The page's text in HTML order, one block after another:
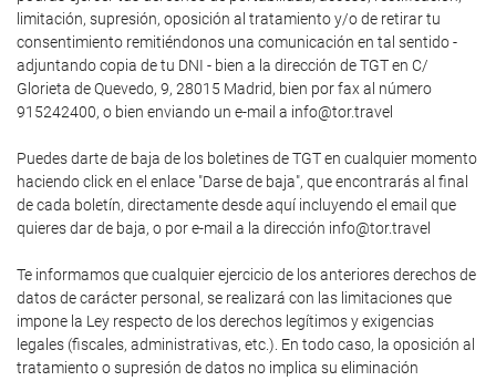
limitación, supresión, oposición al tratamiento y/o de retirar tu
consentimiento remitiéndonos una comunicación en tal sentido -
adjuntando copia de tu DNI - bien a la dirección de TGT en C/
Glorieta de Quevedo, 9, 28015 Madrid, bien por fax al número
915242400, o bien enviando un e-mail a info@tor.travel
Puedes darte de baja de los boletines de TGT en cualquier momento
haciendo click en el enlace "Darse de baja", que encontrarás al final
de cada boletín, directamente desde aquí incluyendo el email que
quieres dar de baja, o por e-mail a la dirección info@tor.travel
Te informamos que cualquier ejercicio de los anteriores derechos de
datos de carácter personal, se realizará con las limitaciones que
impone la Ley respecto de los derechos legítimos y exigencias
legales (fiscales, administrativas, etc.). En todo caso, la oposición al
tratamiento o supresión de datos no implica su eliminación